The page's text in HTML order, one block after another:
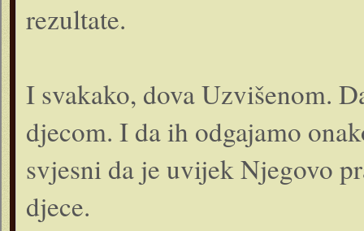
rezultate.
I svakako, dova Uzvišenom.
djecom. I da ih odgajamo
svjesni da je uvijek Njegovo
djece.